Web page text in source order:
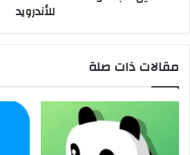
للأندرويد
مقالات ذات صلة